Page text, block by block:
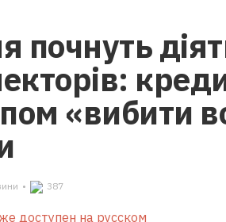
почнуть
«вибити
• 387
доступен на русском